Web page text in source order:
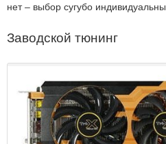
нет – выбор сугубо
Заводской тюнинг